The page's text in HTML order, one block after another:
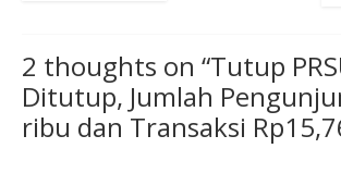
2 thoughts on “Tutup
Ditutup, Jumlah
ribu dan Transaksi